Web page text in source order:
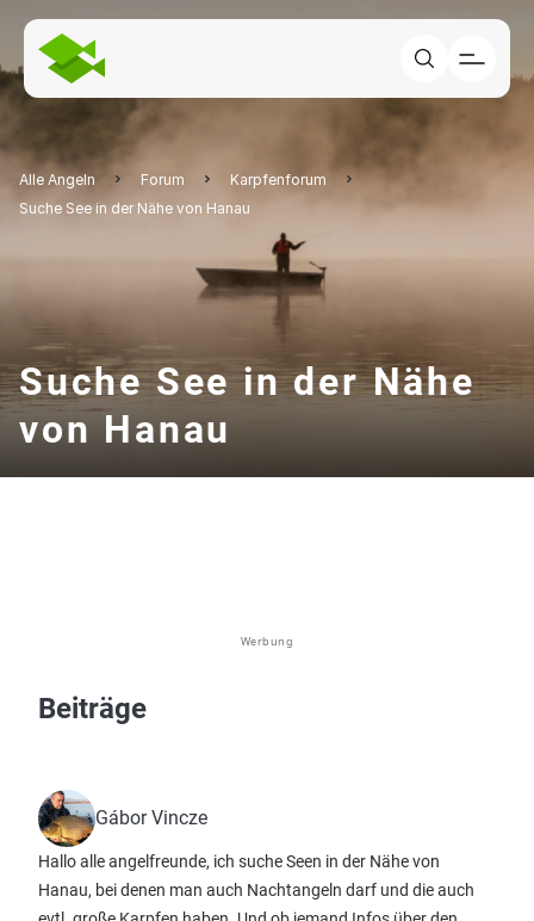
Alle Angeln Forum
Karpfenforum
Suche See in der Nähe von Hanau
Suche See in der Nähe
von Hanau
Werbung
Beiträge
Gábor Vincze
Hallo alle angelfreunde, ich suche Seen in der Nähe von
Hanau, bei denen man auch Nachtangeln darf und die auch